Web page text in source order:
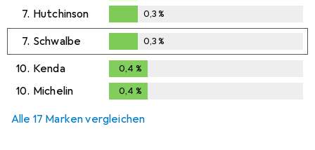
0,3%
7. Hutchinson
0,3%
0,3%
7. Schwalbe
0,3%
0,3%
10. Kenda 0,4 %
10. Michelin 0,4 %
Alle 17 Marken vergleichen